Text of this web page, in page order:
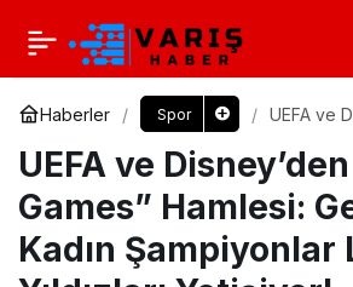
Haberler Spor
UEFA ve
Kadın
Yıldızları
UEFA ve
Games” Hamlesi:
Kadın Şampiyonlar